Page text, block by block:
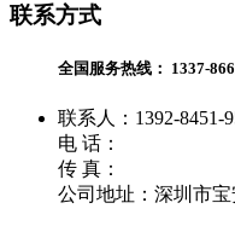
联系方式
全国服务热线： 1337-
联系人：1392-8451-
电 话：
传 真：
公司地址：深圳市